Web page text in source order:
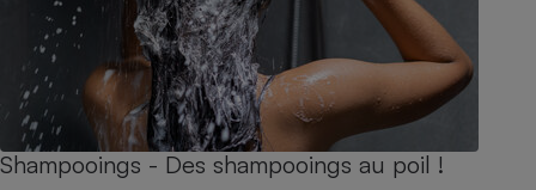
Shampooings - Des shampooings au poil !